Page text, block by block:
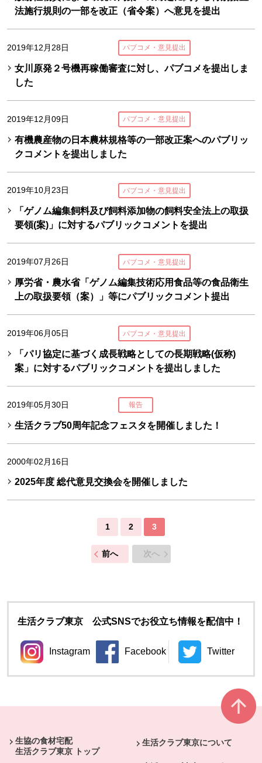
法施行規則の一部を改正（省令案）へ意見を提出
2019年12月28日 パブコメ・意見提出
女川原発２号機再稼働審査に対し、パブコメを提出しま
した
2019年12月09日 パブコメ・意見提出
有機農産物の日本農林規格等の一部改正案へのパブリッ
クコメントを提出しました
2019年10月23日 パブコメ・意見提出
「ゲノム編集飼料及び飼料添加物の飼料安全法上の取扱
要領(案)」に対するパブリックコメントを提出
2019年07月26日 パブコメ・意見提出
厚労省・農水省「ゲノム編集技術応用食品等の食品衛生
上の取扱要領（案）」等にパブリックコメント提出
2019年06月05日 パブコメ・意見提出
「パリ協定に基づく成長戦略としての長期戦略(仮称)
案」に対するパブリックコメントを提出しました
2019年05月30日 報告
生活クラブ50周年記念フェスタを開催しました！
2000年02月16日
2025年度 総代意見交換会を開催しました
1 2 3
前へ 次へ
生活クラブ東京 公式SNSでお役立ち情報を配信中！
Instagram
別のウィンドウで開きます。
Facebook
別のウィンドウで開きます。
Twitter
生協の食材宅配
生活クラブ東京 トップ
生活クラブ東京について